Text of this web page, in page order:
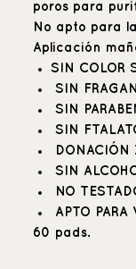
poros para
No apto para
Aplicación
SIN COLOR
SIN
SIN
SIN
DONACIÓN
SIN
NO
APTO PARA
60 pads.